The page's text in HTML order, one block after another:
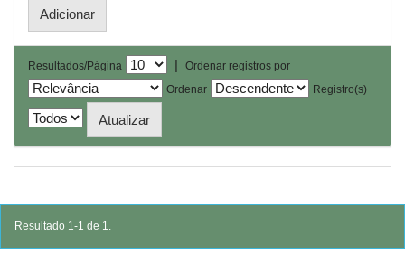
Resultados/Página |
Ordenar registros por
Ordenar
Registro(s)
Resultado 1-1 de 1.